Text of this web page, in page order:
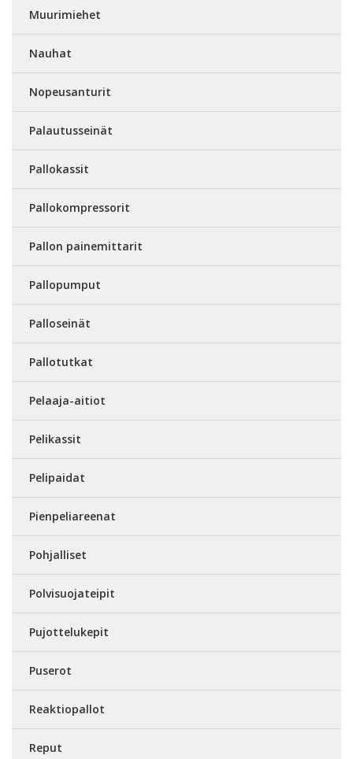
Muurimiehet
Nauhat
Nopeusanturit
Palautusseinät
Pallokassit
Pallokompressorit
Pallon painemittarit
Pallopumput
Palloseinät
Pallotutkat
Pelaaja-aitiot
Pelikassit
Pelipaidat
Pienpeliareenat
Pohjalliset
Polvisuojateipit
Pujottelukepit
Puserot
Reaktiopallot
Reput